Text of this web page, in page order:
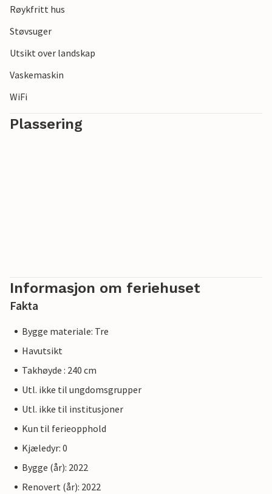
Røykfritt hus
Støvsuger
Utsikt over landskap
Vaskemaskin
WiFi
Plassering
Informasjon om feriehuset
Fakta
Bygge materiale: Tre
Havutsikt
Takhøyde : 240 cm
Utl. ikke til ungdomsgrupper
Utl. ikke til institusjoner
Kun til ferieopphold
Kjæledyr: 0
Bygge (år): 2022
Renovert (år): 2022